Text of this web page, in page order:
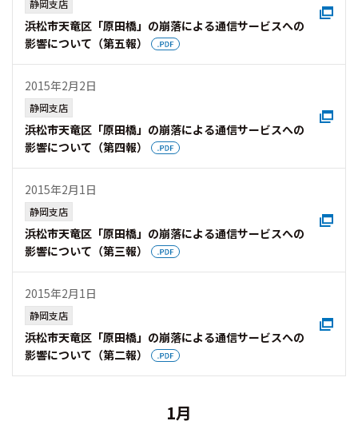
静岡支店
浜松市天竜区「原田橋」の崩落による通信サービスへの
影響について（第五報）
2015年2月2日
静岡支店
浜松市天竜区「原田橋」の崩落による通信サービスへの
影響について（第四報）
2015年2月1日
静岡支店
浜松市天竜区「原田橋」の崩落による通信サービスへの
影響について（第三報）
2015年2月1日
静岡支店
浜松市天竜区「原田橋」の崩落による通信サービスへの
影響について（第二報）
1月